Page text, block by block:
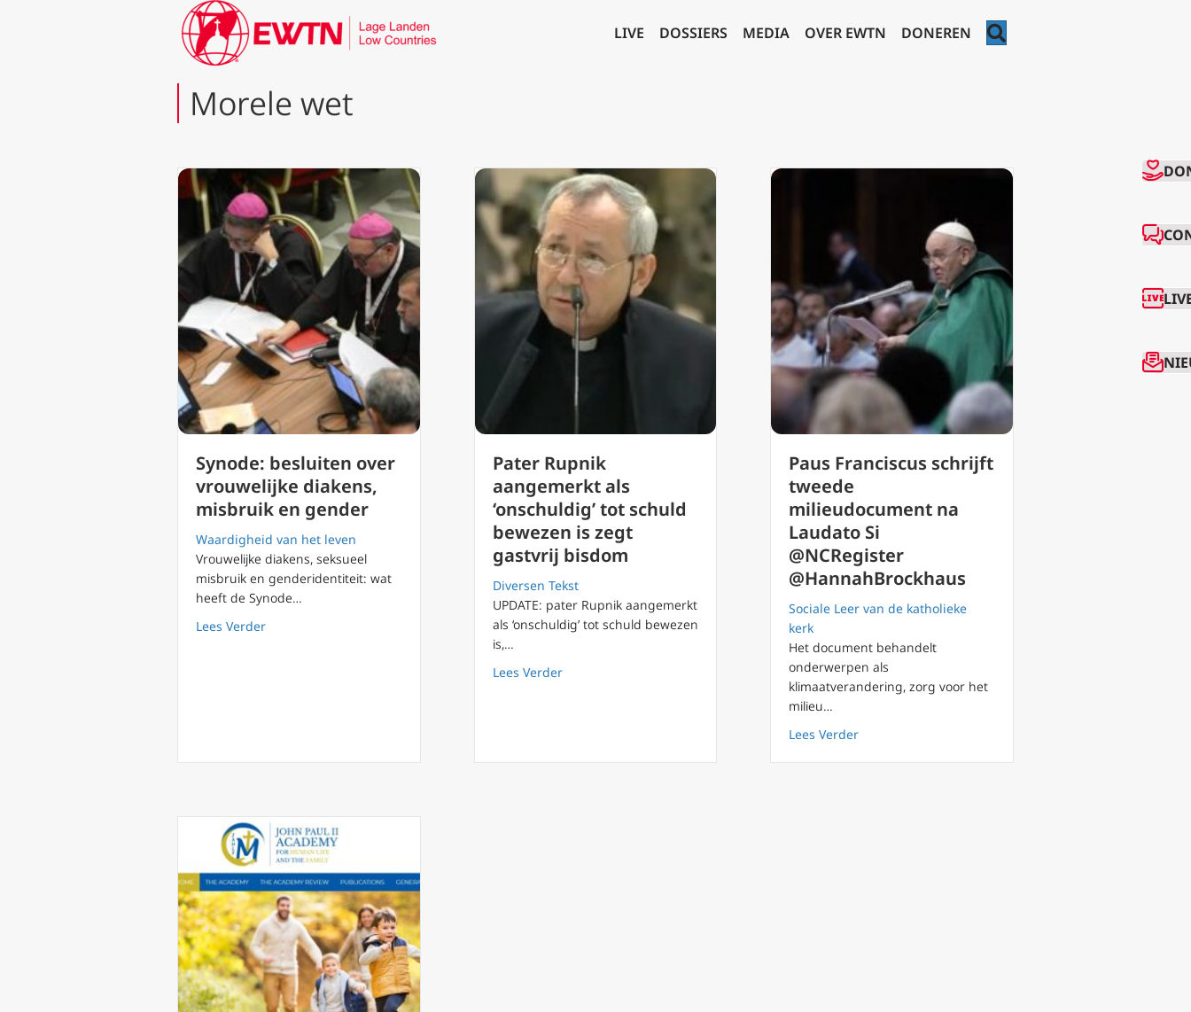
LIVE DOSSIERS MEDIA OVER EWTN DONEREN
Morele wet
Synode: besluiten over
vrouwelijke diakens,
misbruik en gender
Waardigheid van het leven
Vrouwelijke diakens, seksueel
misbruik en genderidentiteit: wat
heeft de Synode…
Lees Verderabout Synode: besluiten over vrouwelijke diakens, misbruik en gender
Pater Rupnik
aangemerkt als
‘onschuldig’ tot schuld
bewezen is zegt
gastvrij bisdom
Diversen Tekst
UPDATE: pater Rupnik aangemerkt
als ‘onschuldig’ tot schuld bewezen
is,…
Lees Verderabout Pater Rupnik aangemerkt als ‘onschuldig’ tot schuld bewezen is zegt gastvrij bisdom
Paus Franciscus schrijft
tweede
milieudocument na
Laudato Si
@NCRegister
@HannahBrockhaus
Sociale Leer van de katholieke
kerk
Het document behandelt
onderwerpen als
klimaatverandering, zorg voor het
milieu…
Lees Verderabout Paus Franciscus schrijft tweede milieudocument